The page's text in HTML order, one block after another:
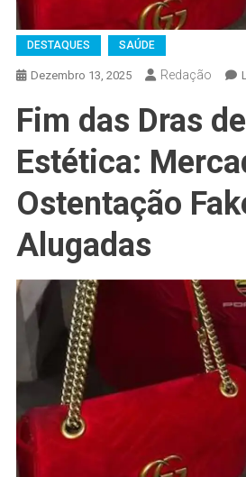
DESTAQUES SAÚDE
Dezembro 13, 2025 Redação
Fim das Dras
Estética:
Ostentação
Alugadas